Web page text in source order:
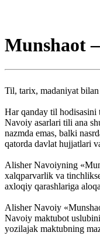
Munshaot
Til, tarix, madaniyat
Har qanday til hodisasini
Navoiy asarlari tili ana
nazmda emas, balki
qatorda davlat hujjatlari
Alisher Navoiyning
xalqparvarlik va
axloqiy qarashlariga
Alisher Navoiy
Navoiy maktubot
yozilajak maktubning